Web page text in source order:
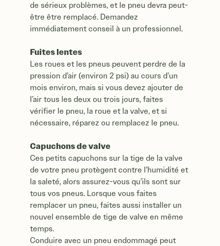
de sérieux problèmes, et le pneu devra peut-
être être remplacé. Demandez
immédiatement conseil à un professionnel.
Fuites lentes
Les roues et les pneus peuvent perdre de la
pression d’air (environ 2 psi) au cours d’un
mois environ, mais si vous devez ajouter de
l’air tous les deux ou trois jours, faites
vérifier le pneu, la roue et la valve, et si
nécessaire, réparez ou remplacez le pneu.
Capuchons de valve
Ces petits capuchons sur la tige de la valve
de votre pneu protègent contre l’humidité et
la saleté, alors assurez-vous qu’ils sont sur
tous vos pneus. Lorsque vous faites
remplacer un pneu, faites aussi installer un
nouvel ensemble de tige de valve en même
temps.
Conduire avec un pneu endommagé peut